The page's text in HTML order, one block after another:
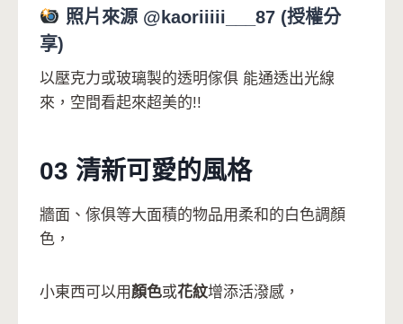
照片來源 @kaoriiiii___87 (授權分
享)
以壓克力或玻璃製的透明傢俱 能通透出光線
來，空間看起來超美的!!
03 清新可愛的風格
牆面、傢俱等大面積的物品用柔和的白色調顏
色，
小東西可以用顏色或花紋增添活潑感，